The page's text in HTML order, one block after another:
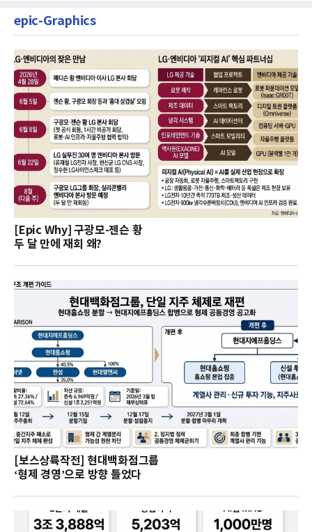
epic-Graphics
[Epic Why] 구광모-젠슨 황
두 달 만에 재회 왜?
[보스상륙작전] 현대백화점그룹
‘형제 경영’으로 방향 틀었다